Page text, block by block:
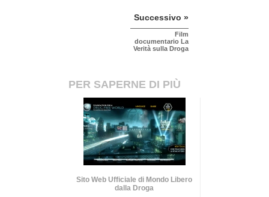
Successivo »
Film
documentario La
Verità sulla Droga
PER SAPERNE DI PIÙ
Sito Web Ufficiale di Mondo Libero
dalla Droga